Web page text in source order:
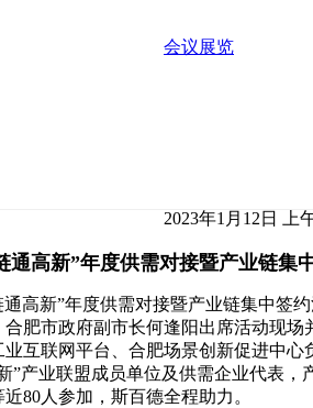
会议展览
2023年1月12日 上
通高新”年度供需对接暨产业链集
通高新”年度供需对接暨产业链集中签
肥市政府副市长何逢阳出席活动现场
互联网平台、合肥场景创新促进中心
”产业联盟成员单位及供需企业代表，
80人参加，斯百德全程助力。